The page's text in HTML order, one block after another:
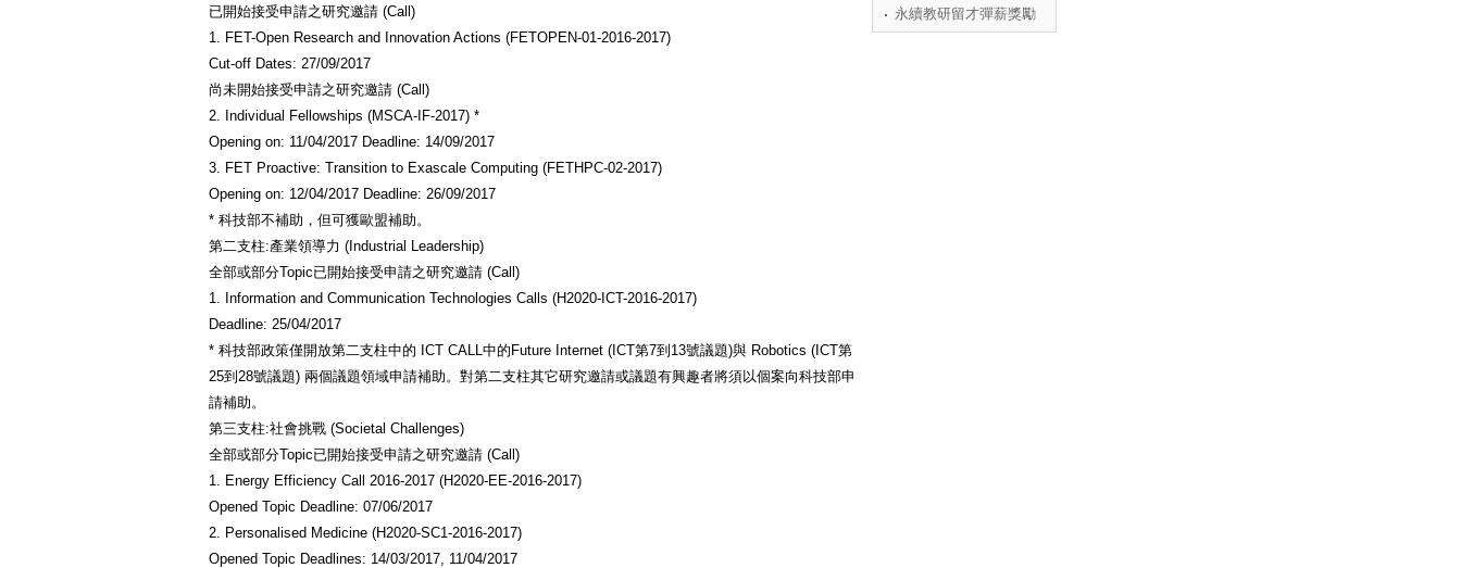
永續教研留才彈薪獎勵
已開始接受申請之研究邀請 (Call)
1. FET-Open Research and Innovation Actions (FETOPEN-01-2016-2017)
Cut-off Dates: 27/09/2017
尚未開始接受申請之研究邀請 (Call)
2. Individual Fellowships (MSCA-IF-2017) *
Opening on: 11/04/2017 Deadline: 14/09/2017
3. FET Proactive: Transition to Exascale Computing (FETHPC-02-2017)
Opening on: 12/04/2017 Deadline: 26/09/2017
* 科技部不補助，但可獲歐盟補助。
第二支柱:產業領導力 (Industrial Leadership)
全部或部分Topic已開始接受申請之研究邀請 (Call)
1. Information and Communication Technologies Calls (H2020-ICT-2016-2017)
Deadline: 25/04/2017
* 科技部政策僅開放第二支柱中的 ICT CALL中的Future Internet (ICT第7到13號議題)與 Robotics (ICT第
25到28號議題) 兩個議題領域申請補助。對第二支柱其它研究邀請或議題有興趣者將須以個案向科技部申
請補助。
第三支柱:社會挑戰 (Societal Challenges)
全部或部分Topic已開始接受申請之研究邀請 (Call)
1. Energy Efficiency Call 2016-2017 (H2020-EE-2016-2017)
Opened Topic Deadline: 07/06/2017
2. Personalised Medicine (H2020-SC1-2016-2017)
Opened Topic Deadlines: 14/03/2017, 11/04/2017